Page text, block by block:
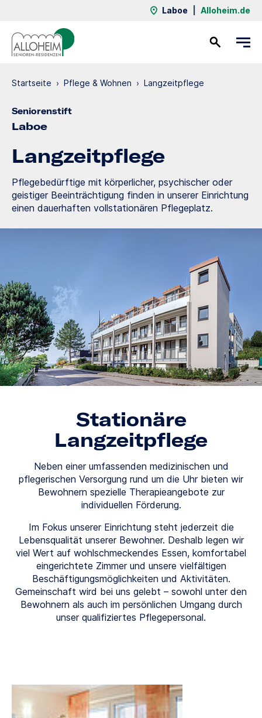
Laboe Alloheim.de
Startseite › Pflege & Wohnen › Langzeit­pflege
Seniorenstift
Laboe
Langzeit­pflege
Pflegebedürftige mit körperlicher, psychischer oder
geistiger Beeinträchtigung finden in unserer Einrichtung
einen dauerhaften vollstationären Pflegeplatz.
Stationäre
Langzeitpflege
Neben einer umfassenden medizinischen und
pflegerischen Versorgung rund um die Uhr bieten wir
Bewohnern spezielle Therapieangebote zur
individuellen Förderung.
Im Fokus unserer Einrichtung steht jederzeit die
Lebensqualität unserer Bewohner. Deshalb legen wir
viel Wert auf wohlschmeckendes Essen, komfortabel
eingerichtete Zimmer und unsere vielfältigen
Beschäftigungsmöglichkeiten und Aktivitäten.
Gemeinschaft wird bei uns gelebt – sowohl unter den
Bewohnern als auch im persönlichen Umgang durch
unser qualifiziertes Pflegepersonal.